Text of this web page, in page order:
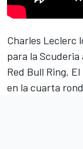
Charles Leclerc
para la Scuderia
Red Bull Ring.
en la cuarta